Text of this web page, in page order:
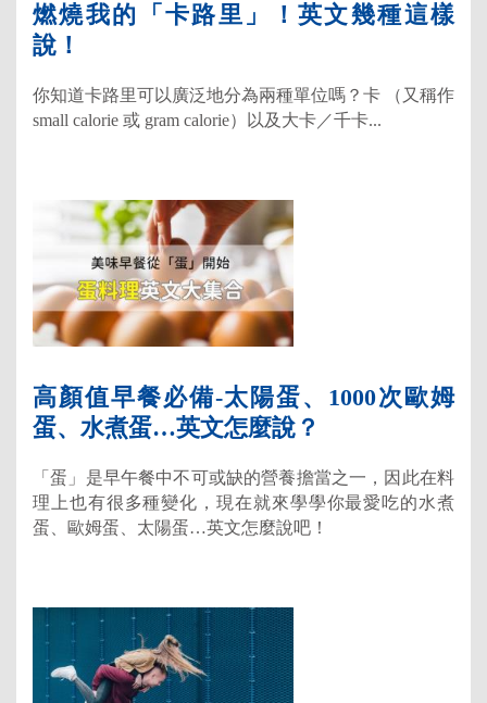
燃燒我的「卡路里」！英文幾種這樣
說！
你知道卡路里可以廣泛地分為兩種單位嗎？卡 （又稱作
small calorie 或 gram calorie）以及大卡／千卡...
高顏值早餐必備-太陽蛋、1000次歐姆
蛋、水煮蛋…英文怎麼說？
「蛋」是早午餐中不可或缺的營養擔當之一，因此在料
理上也有很多種變化，現在就來學學你最愛吃的水煮
蛋、歐姆蛋、太陽蛋…英文怎麼說吧！